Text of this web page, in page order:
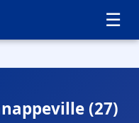
☰
(27)